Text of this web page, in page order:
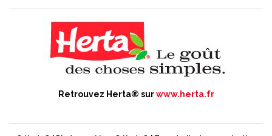
Retrouvez Herta® surwww.herta.fr